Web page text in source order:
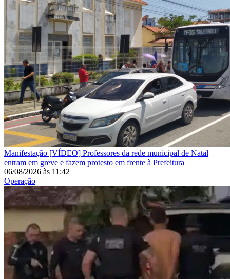
Manifestação [VÍDEO] Professores da rede municipal de Natal
entram em greve e fazem protesto em frente à Prefeitura
06/08/2026 às 11:42
Operação